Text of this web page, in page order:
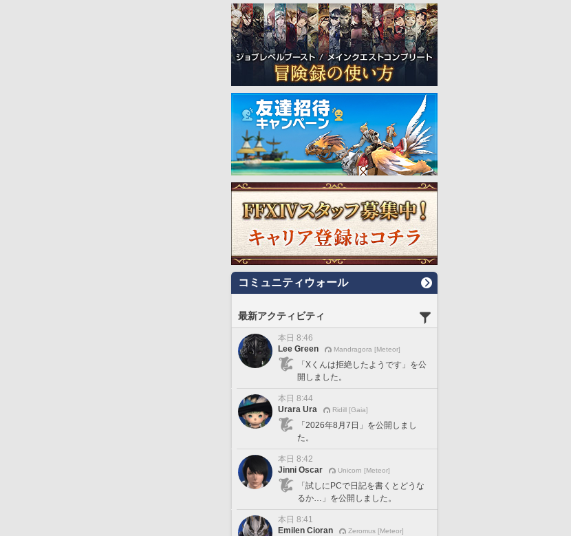
コミュニティウォール
最新アクティビティ
本日 8:46
Lee Green
Mandragora [Meteor]
「Xくんは拒絶したようです」を公
開しました。
本日 8:44
Urara Ura
Ridill [Gaia]
「2026年8月7日」を公開しまし
た。
本日 8:42
Jinni Oscar
Unicorn [Meteor]
「試しにPCで日記を書くとどうな
るか…」を公開しました。
本日 8:41
Emilen Cioran
Zeromus [Meteor]